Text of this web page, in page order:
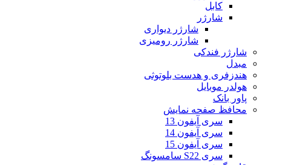
کابل
شارژر
شارژر دیواری
شارژر رومیزی
شارژر فندکی
مبدل
هندزفری و هدست بلوتوثی
هولدر موبایل
پاور بانک
محافظ صفحه نمایش
سری آیفون 13
سری آیفون 14
سری آیفون 15
سری S22 سامسونگ